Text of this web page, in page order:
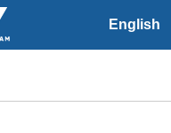
English
sắp